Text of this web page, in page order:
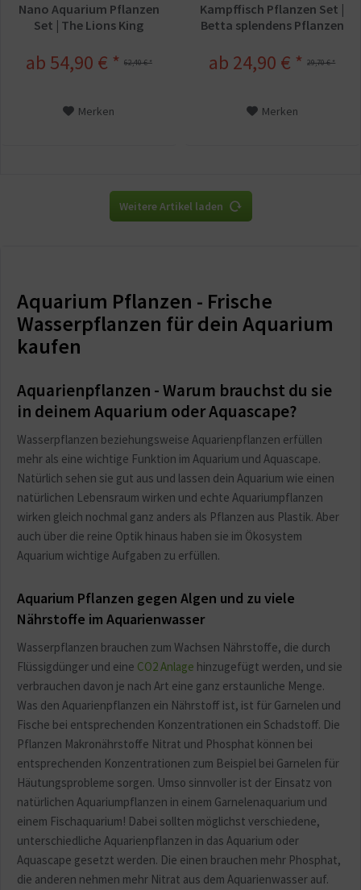
Nano Aquarium Pflanzen
Set | The Lions King
62,40 € *
ab 54,90 € *
Merken
Kampffisch Pflanzen Set |
Betta splendens Pflanzen
29,70 € *
ab 24,90 € *
Merken
Weitere Artikel laden
Aquarium Pflanzen - Frische
Wasserpflanzen für dein Aquarium
kaufen
Aquarienpflanzen - Warum brauchst du sie
in deinem Aquarium oder Aquascape?
Wasserpflanzen beziehungsweise Aquarienpflanzen erfüllen
mehr als eine wichtige Funktion im Aquarium und Aquascape.
Natürlich sehen sie gut aus und lassen dein Aquarium wie einen
natürlichen Lebensraum wirken und echte Aquariumpflanzen
wirken gleich nochmal ganz anders als Pflanzen aus Plastik. Aber
auch über die reine Optik hinaus haben sie im Ökosystem
Aquarium wichtige Aufgaben zu erfüllen.
Aquarium Pflanzen gegen Algen und zu viele
Nährstoffe im Aquarienwasser
Wasserpflanzen brauchen zum Wachsen Nährstoffe, die durch
Flüssigdünger und eine CO2 Anlage hinzugefügt werden, und sie
verbrauchen davon je nach Art eine ganz erstaunliche Menge.
Was den Aquarienpflanzen ein Nährstoff ist, ist für Garnelen und
Fische bei entsprechenden Konzentrationen ein Schadstoff. Die
Pflanzen Makronährstoffe Nitrat und Phosphat können bei
entsprechenden Konzentrationen zum Beispiel bei Garnelen für
Häutungsprobleme sorgen. Umso sinnvoller ist der Einsatz von
natürlichen Aquariumpflanzen in einem Garnelenaquarium und
einem Fischaquarium! Dabei sollten möglichst verschiedene,
unterschiedliche Aquarienpflanzen in das Aquarium oder
Aquascape gesetzt werden. Die einen brauchen mehr Phosphat,
die anderen nehmen mehr Nitrat aus dem Aquarienwasser auf.